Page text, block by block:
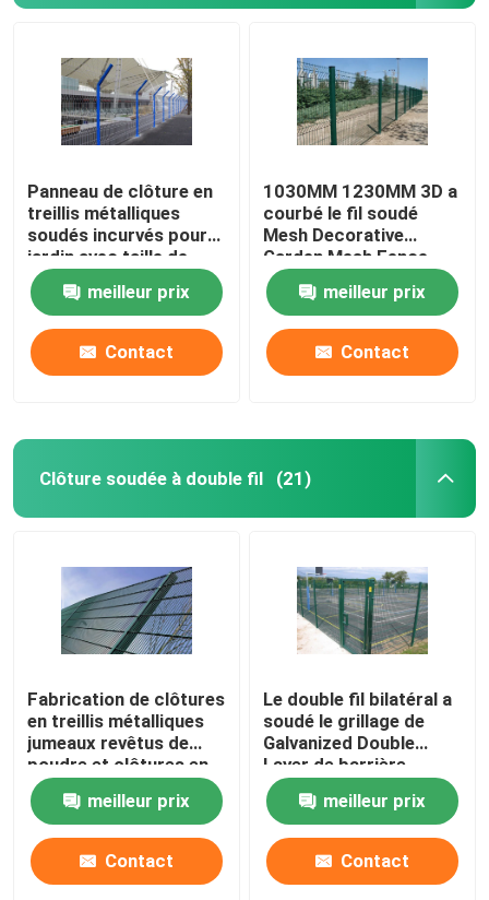
Panneau de clôture en
treillis métalliques
soudés incurvés pour
jardin avec taille de
trou 50x100mm
meilleur prix
Contact
1030MM 1230MM 3D a
courbé le fil soudé
Mesh Decorative
Garden Mesh Fence
meilleur prix
Contact
Clôture soudée à double fil (21)
Fabrication de clôtures
en treillis métalliques
jumeaux revêtus de
poudre et clôtures en
treillis soudés
meilleur prix
Contact
Le double fil bilatéral a
soudé le grillage de
Galvanized Double
Layer de barrière
meilleur prix
Contact